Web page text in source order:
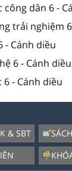
công dân 6 -
trải nghiệm
- Cánh diều
6 - Cánh diều
6 - Cánh diều
& SBT
SÁCH